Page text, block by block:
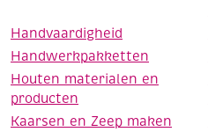
Handvaardigheid
Handwerkpakketten
Houten materialen en
producten
Kaarsen en Zeep maken